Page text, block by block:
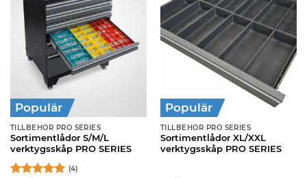
Populär
TILLBEHÖR PRO SERIES
Sortimentlådor S/M/L
verktygsskåp PRO SERIES
(4)
Populär
TILLBEHÖR PRO SERIES
Sortimentlådor XL/XXL
verktygsskåp PRO SERIES